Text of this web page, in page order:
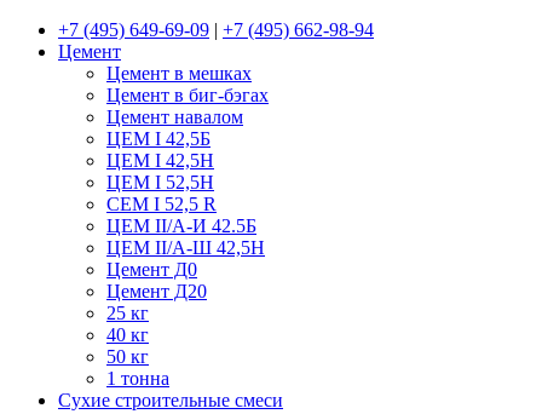
+7 (495) 649-69-09 | +7 (495) 662-98-94
Цемент
Цемент в мешках
Цемент в биг-бэгах
Цемент навалом
ЦЕМ I 42,5Б
ЦЕМ I 42,5Н
ЦЕМ I 52,5Н
CEM I 52,5 R
ЦЕМ II/А-И 42.5Б
ЦЕМ II/А-Ш 42,5Н
Цемент Д0
Цемент Д20
25 кг
40 кг
50 кг
1 тонна
Сухие строительные смеси